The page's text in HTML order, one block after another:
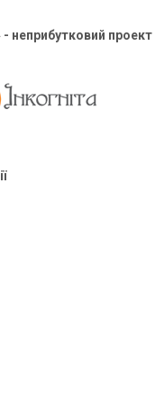
- неприбутковий проект